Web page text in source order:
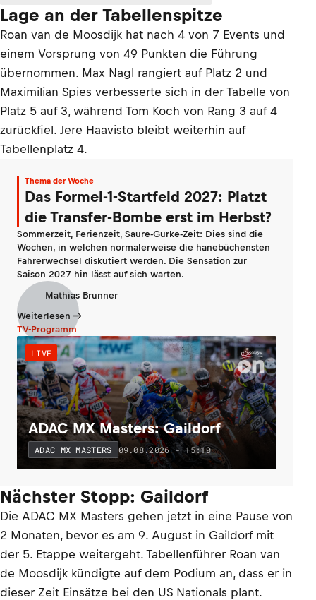
Lage an der Tabellenspitze
Roan van de Moosdijk hat nach 4 von 7 Events und
einem Vorsprung von 49 Punkten die Führung
übernommen. Max Nagl rangiert auf Platz 2 und
Maximilian Spies verbesserte sich in der Tabelle von
Platz 5 auf 3, während Tom Koch von Rang 3 auf 4
zurückfiel. Jere Haavisto bleibt weiterhin auf
Tabellenplatz 4.
Thema der Woche
Das Formel-1-Startfeld 2027: Platzt
die Transfer-Bombe erst im Herbst?
Sommerzeit, Ferienzeit, Saure-Gurke-Zeit: Dies sind die
Wochen, in welchen normalerweise die hanebüchensten
Fahrerwechsel diskutiert werden. Die Sensation zur
Saison 2027 hin lässt auf sich warten.
Mathias Brunner
Weiterlesen
TV-Programm
LIVE
ADAC MX Masters: Gaildorf
ADAC MX MASTERS 09.08.2026 - 15:10
Nächster Stopp: Gaildorf
Die ADAC MX Masters gehen jetzt in eine Pause von
2 Monaten, bevor es am 9. August in Gaildorf mit
der 5. Etappe weitergeht. Tabellenführer Roan van
de Moosdijk kündigte auf dem Podium an, dass er in
dieser Zeit Einsätze bei den US Nationals plant.